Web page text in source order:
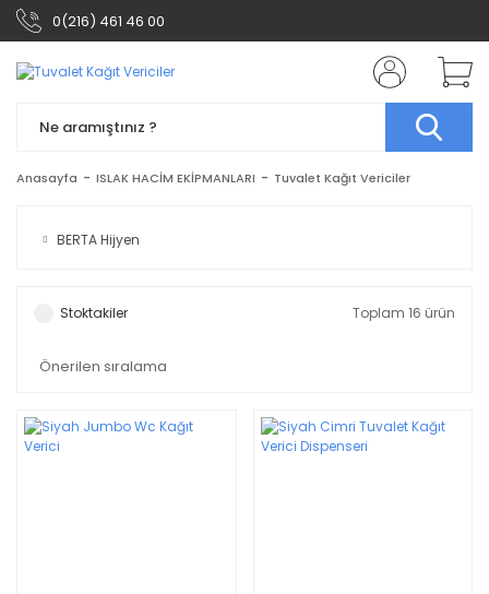
0(216) 461 46 00
Anasayfa ISLAK HACİM EKİPMANLARI Tuvalet Kağıt Vericiler
BERTA Hijyen
Stoktakiler Toplam 16 ürün